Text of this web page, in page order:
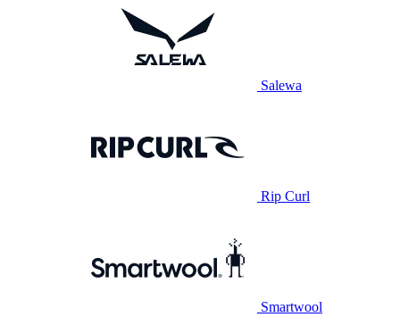
Salewa
Rip Curl
Smartwool